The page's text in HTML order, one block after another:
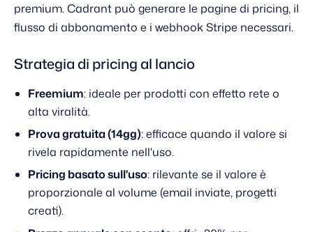
premium. Cadrant può generare le pagine di pricing, il
flusso di abbonamento e i webhook Stripe necessari.
Strategia di pricing al lancio
Freemium: ideale per prodotti con effetto rete o
alta viralità.
Prova gratuita (14gg): efficace quando il valore si
rivela rapidamente nell'uso.
Pricing basato sull'uso: rilevante se il valore è
proporzionale al volume (email inviate, progetti
creati).